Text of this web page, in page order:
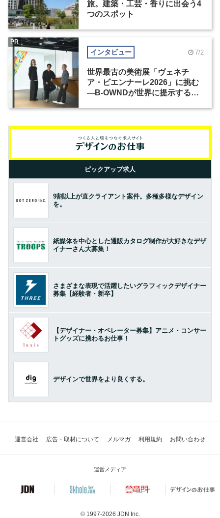
旅。建築・工芸・香りに出会う4
つのスポット
インタビュー 7/2
世界最古の美術展「ヴェネチ
ア・ビエンナーレ2026」に挑む
―B-OWNDが世界に提示する美
PR
ピックアップ求人
9割以上が直クライアント案件。多種多様なデザイン
を。
紙媒体を中心とした通販カタログ制作が大好きなデザ
イナーさん大募集！
さまざまな表現で活躍したいグラフィックデザイナー
募集【経験者・新卒】
【デザイナー・オペレーター募集】アニメ・コンサー
トグッズに携わるお仕事！
デザインで世界をより良くする。
運営会社 広告・取材について メルマガ 利用規約 お問い合わせ
運営メディア
© 1997-2026 JDN Inc.